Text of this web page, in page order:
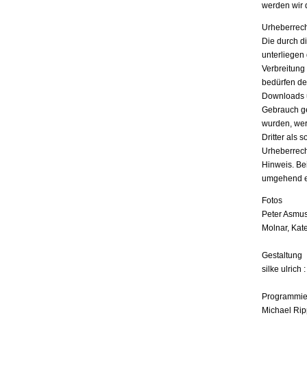
werden wir
Die durch
unterliegen
bedürfen
Downloads
Gebrauch
wurden,
Dritter als
Hinweis.
umgehend
Fotos
Peter
Molnar,
Gestaltung
silke ulrich
Michael